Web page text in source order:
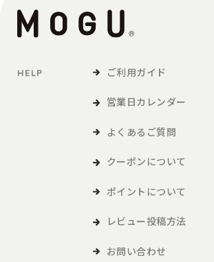
トへの掲載等の方法により、本規約を変更
本規約の内容および変更の効力発生日を利用
「利用者」とは、本サービスの閲覧または本サ
の購入など、本サービスの利用を行う方をいいま
および各種サービスをいい、販促品を含みます。
1．利用者は、本規約に同意の上、本規約および
ご利用ガイドなどに従い、本サービスを利
HELP ご利用ガイド
営業日カレンダー
よくあるご質問
クーポンについて
ポイントについて
レビュー投稿方法
お問い合わせ